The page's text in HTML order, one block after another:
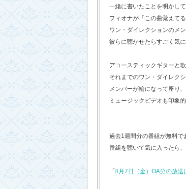
一緒に書いたことを明かして
フィオナが「この曲覚えて
ワン・ダイレクションのメ
彼らに聴かせたらすごく気
アコースティックギターと
それまでのワン・ダイレク
メンバーが輪になって座り
ミュージックビデオも印象的
過去1週間分の番組が無料
番組を聴いて気に入ったら
「 8月7日（金）OA分の放送